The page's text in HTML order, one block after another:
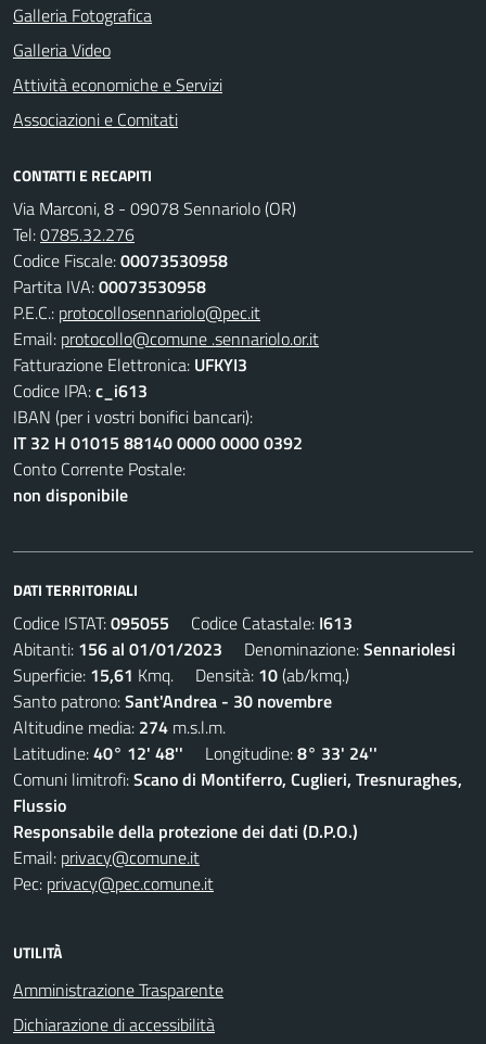
Galleria Fotografica
Galleria Video
Attività economiche e Servizi
Associazioni e Comitati
CONTATTI E RECAPITI
Via Marconi, 8 - 09078 Sennariolo (OR)
Tel:0785.32.276
Codice Fiscale:00073530958
Partita IVA:00073530958
P.E.C.: protocollosennariolo@pec.it
Email: protocollo@comune .sennariolo.or.it
Fatturazione Elettronica: UFKYI3
Codice IPA:c_i613
IBAN (per i vostri bonifici bancari):
IT 32 H 01015 88140 0000 0000 0392
Conto Corrente Postale:
non disponibile
DATI TERRITORIALI
Codice ISTAT:095055 Codice Catastale: I613
Abitanti: 156 al 01/01/2023 Denominazione:Sennariolesi
Superficie: 15,61 Kmq. Densità: 10(ab/kmq.)
Santo patrono:Sant'Andrea - 30 novembre
Altitudine media: 274 m.s.l.m.
Latitudine:40° 12' 48'' Longitudine:8° 33' 24''
Comuni limitrofi:Scano di Montiferro, Cuglieri, Tresnuraghes,
Flussio
Responsabile della protezione dei dati (D.P.O.)
Email: privacy@comune.it
Pec: privacy@pec.comune.it
UTILITÀ
Amministrazione Trasparente
Dichiarazione di accessibilità